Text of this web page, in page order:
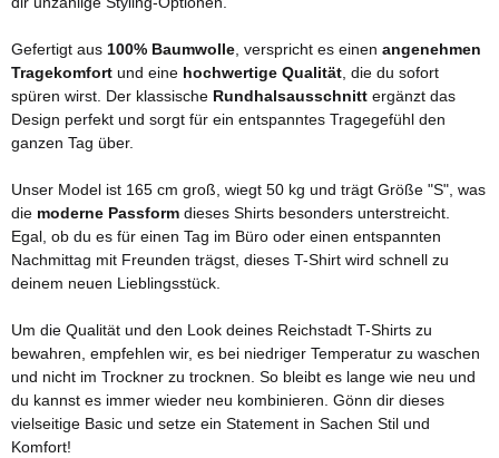
Gefertigt aus 100% Baumwolle , verspricht es einen angenehmen
Tragekomfort und eine hochwertige Qualität , die du sofort
spüren wirst. Der klassische Rundhalsausschnitt ergänzt das
Design perfekt und sorgt für ein entspanntes Tragegefühl den
ganzen Tag über.
Unser Model ist 165 cm groß, wiegt 50 kg und trägt Größe "S", was
die moderne Passform dieses Shirts besonders unterstreicht.
Egal, ob du es für einen Tag im Büro oder einen entspannten
Nachmittag mit Freunden trägst, dieses T-Shirt wird schnell zu
deinem neuen Lieblingsstück.
Um die Qualität und den Look deines Reichstadt T-Shirts zu
bewahren, empfehlen wir, es bei niedriger Temperatur zu waschen
und nicht im Trockner zu trocknen. So bleibt es lange wie neu und
du kannst es immer wieder neu kombinieren. Gönn dir dieses
vielseitige Basic und setze ein Statement in Sachen Stil und
Komfort!